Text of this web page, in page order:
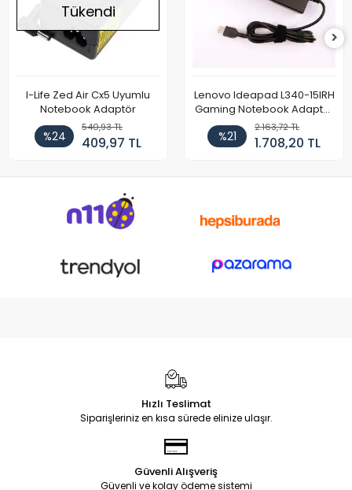
Tükendi
I-Life Zed Air Cx5 Uyumlu
Notebook Adaptör
%24
540,93 TL
409,97 TL
Lenovo Ideapad L340-15IRH
Gaming Notebook Adaptör
Cihazı Şarj Aleti (150W)
%21
2.163,72 TL
1.708,20 TL
Hızlı Teslimat
Siparişleriniz en kısa sürede elinize ulaşır.
Güvenli Alışveriş
Güvenli ve kolay ödeme sistemi